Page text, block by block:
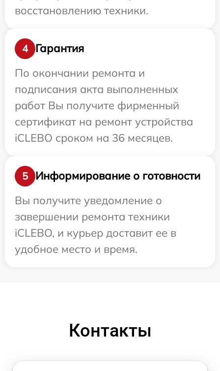
восстановлению техники.
4
Гарантия
По окончании ремонта и
подписания акта выполненных
работ Вы получите фирменный
сертификат на ремонт устройства
iCLEBO сроком на 36 месяцев.
5
Информирование о готовности
Вы получите уведомление о
завершении ремонта техники
iCLEBO, и курьер доставит ее в
удобное место и время.
Контакты